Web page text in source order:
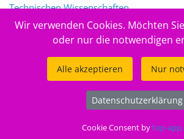
Technischen Wissenschaften.
Sie ist zudem Mitglied des Schweizer
Stiftung Bibliothek
Wir verwenden Cookies. Möchten
oder nur die notwendigen
Alle akzeptieren Nur
Datenschutzerklärung
Cookie Consent bytop-